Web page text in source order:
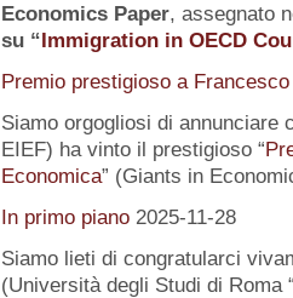
Economics Paper, assegnato
su“Immigration in OECD
Premio prestigioso a
Siamo orgogliosi di annunciare
EIEF) ha vinto il prestigioso “
Economica” (Giants in
In primo piano 2025-11-28
Siamo lieti di congratularci
(Università degli Studi di Roma